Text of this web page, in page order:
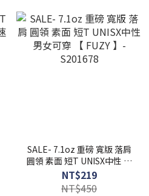
SALE- 7.1oz 重磅 寬版 落肩
圓領 素面 短T UNISX中性 男
女可穿 【 FUZY 】-
S201678
NT$219
NT$450